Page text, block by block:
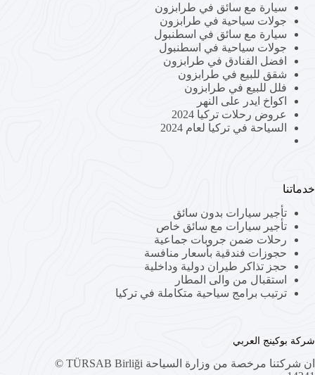
سيارة مع سائق في طرابزون
جولات سياحية في طرابزون
سيارة مع سائق في اسطنبول
جولات سياحية في اسطنبول
افضل الفنادق في طرابزون
شقق للبيع في طرابزون
فلل للبيع في طرابزون
اكواخ ايدر على النهر
عروض رحلات تركيا 2024
السياحة في تركيا لعام 2024
خدماتنا
تأجير سيارات بدون سائق
تأجير سيارات مع سائق خاص
رحلات ضمن جروبات جماعية
حجوزات فندقية بأسعار منافسة
حجز تذاكر طيران دولية وداخلية
استقبال من والى المطار
ترتيب برامج سياحية متكاملة في تركيا
شركة بوكينج العربي
ان شركتنا مرخصة من وزارة السياحة TÜRSAB Birliği ©